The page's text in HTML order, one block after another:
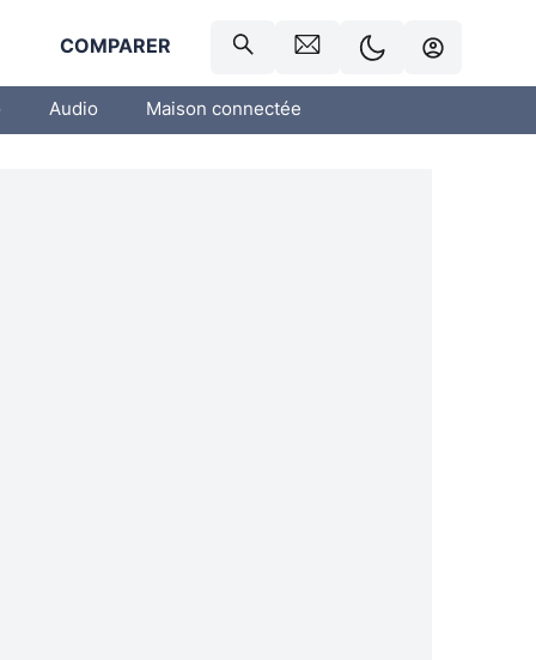
COMPARER
Audio Maison connectée